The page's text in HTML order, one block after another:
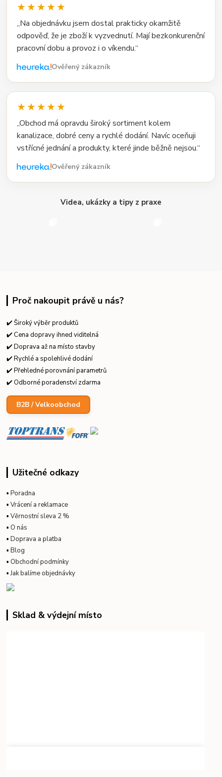
★★★★★
„Na objednávku jsem dostal prakticky okamžitě
odpověď, že je zboží k vyzvednutí. Mají bezkonkurenční
pracovní dobu a provoz i o víkendu.“
Ověřený zákazník
★★★★★
„Obchod má opravdu široký sortiment kolem
kanalizace, dobré ceny a rychlé dodání. Navíc oceňuji
vstřícné jednání a produkty, které jinde běžně nejsou.“
Ověřený zákazník
Videa, ukázky a tipy z praxe
Proč nakoupit právě u nás?
✔️ Široký výběr produktů
✔️ Cena dopravy ihned viditelná
✔️ Doprava až na místo stavby
✔️ Rychlé a spolehlivé dodání
✔️ Přehledné porovnání parametrů
✔️ Odborné poradenství zdarma
B2B / Velkoobchod
Užitečné odkazy
▪Poradna
▪Vrácení a reklamace
▪Věrnostní sleva 2 %
▪ O nás
▪Doprava a platba
▪Blog
▪ Obchodní podmínky
▪Jak balíme objednávky
Sklad & výdejní místo